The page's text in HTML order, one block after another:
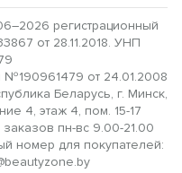
регистрационный
от 28.11.2018. УНП
№190961479 от 24.01.2008
Беларусь, г. Минск,
4, этаж 4, пом. 15-17
пн-вс 9.00-21.00
номер для покупателей: